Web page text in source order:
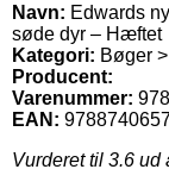
Navn: Edwards
søde dyr – Hæftet
Kategori: Bøger
Producent:
Varenummer:
EAN:
Vurderet til 3.6 ud